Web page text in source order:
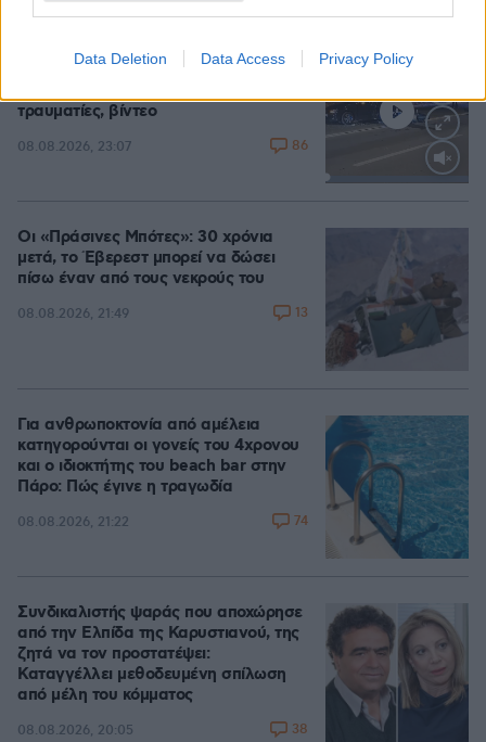
Data Deletion Data Access Privacy Policy
Σοβαρό τροχαίο από αναστροφή ΙΧ
στην Αθηνών-Σουνίου: Συγκρούστηκε
τραυματίες, βίντεο
08.08.2026, 23:07 86
Οι «Πράσινες Μπότες»: 30 χρόνια
μετά, το Έβερεστ μπορεί να δώσει
πίσω έναν από τους νεκρούς του
08.08.2026, 21:49 13
Για ανθρωποκτονία από αμέλεια
κατηγορούνται οι γονείς του 4χρονου
και ο ιδιοκτήτης του beach bar στην
Πάρο: Πώς έγινε η τραγωδία
08.08.2026, 21:22 74
Συνδικαλιστής ψαράς που αποχώρησε
από την Ελπίδα της Καρυστιανού, της
ζητά να τον προστατέψει:
Καταγγέλλει μεθοδευμένη σπίλωση
από μέλη του κόμματος
08.08.2026, 20:05 38